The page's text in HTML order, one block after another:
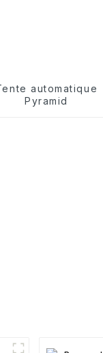
automatique
Pyramid